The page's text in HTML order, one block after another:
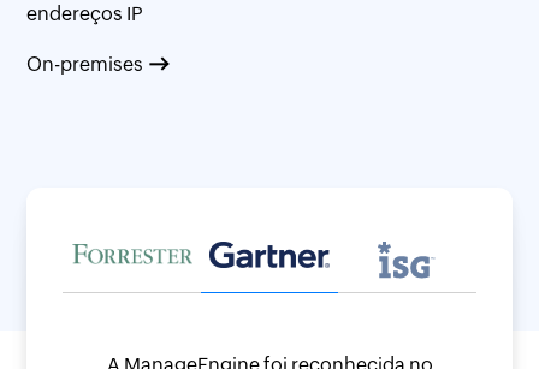
endereços IP
On-premises
A ManageEngine foi reconhecida no